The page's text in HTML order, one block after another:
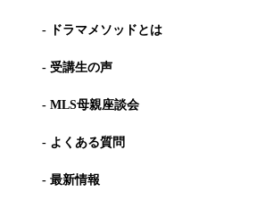
- ドラマメソッドとは
- 受講生の声
- MLS母親座談会
- よくある質問
- 最新情報